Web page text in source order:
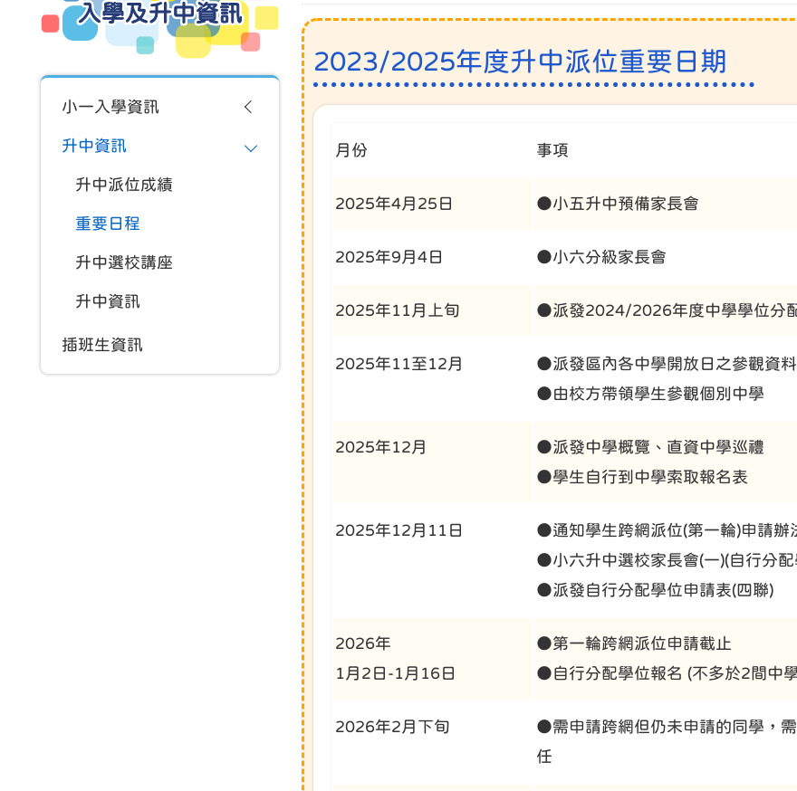
2023/2025年度升中派位重要日期
月份 事項
2025年4月25日 ●小五升中預備家長會
2025年9月4日 ●小六分級家長會
2025年11月上旬 ●派發2024/2026年度中學學位分
2025年11至12月
●派發區內各中學開放日之參觀資料
●由校方帶領學生參觀個別中學
2025年12月
●派發中學概覽、直資中學巡禮
●學生自行到中學索取報名表
2025年12月11日
●通知學生跨網派位(第一輪)申請辦
●小六升中選校家長會(一)(自行分配
●派發自行分配學位申請表(四聯)
2026年
1月2日-1月16日
●第一輪跨網派位申請截止
●自行分配學位報名 (不多於2間中
2026年2月下旬
●需申請跨網但仍未申請的同學，
任
入學及升中資訊
小一入學資訊
升中資訊
升中派位成績
重要日程
升中選校講座
升中資訊
插班生資訊